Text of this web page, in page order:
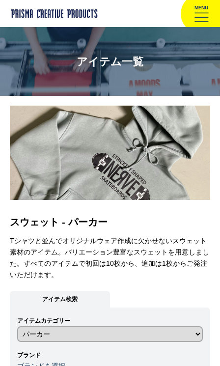
MENU
アイテム一覧
スウェット - パーカー
Tシャツと並んでオリジナルウェア作成に欠かせないスウェット
素材のアイテム。バリエーション豊富なスウェットを用意しまし
た。すべてのアイテムで初回は10枚から、追加は1枚からご発注
いただけます。
アイテム検索
アイテムカテゴリー
ブランド